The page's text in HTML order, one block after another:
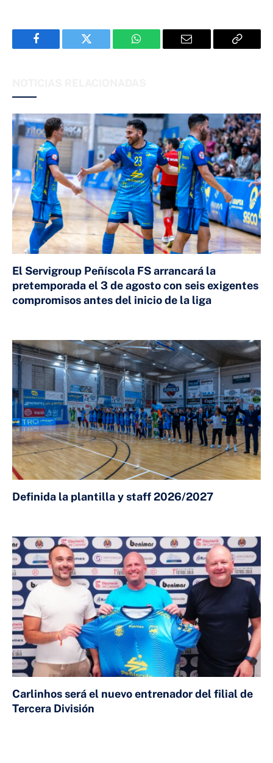
Facebook Twitter WhatsApp Email
Copy
El Servigroup Peñíscola FS arrancará la
pretemporada el 3 de agosto con seis exigentes
compromisos antes del inicio de la liga
Definida la plantilla y staff 2026/2027
Carlinhos será el nuevo entrenador del filial de
Tercera División